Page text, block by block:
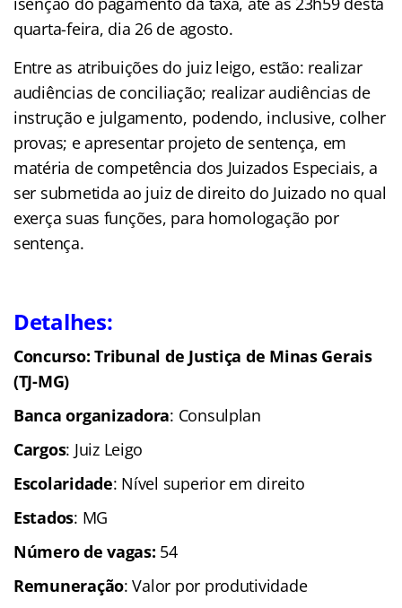
quarta-feira, dia 26 de agosto.
Entre as atribuições do juiz leigo, estão: realizar
audiências de conciliação; realizar audiências de
instrução e julgamento, podendo, inclusive, colher
provas; e apresentar projeto de sentença, em
matéria de competência dos Juizados Especiais, a
ser submetida ao juiz de direito do Juizado no qual
exerça suas funções, para homologação por
sentença.
Detalhes:
Concurso: Tribunal de Justiça de Minas Gerais
(TJ-MG)
Banca organizadora: Consulplan
Cargos: Juiz Leigo
Escolaridade: Nível superior em direito
Estados: MG
Número de vagas: 54
Remuneração: Valor por produtividade